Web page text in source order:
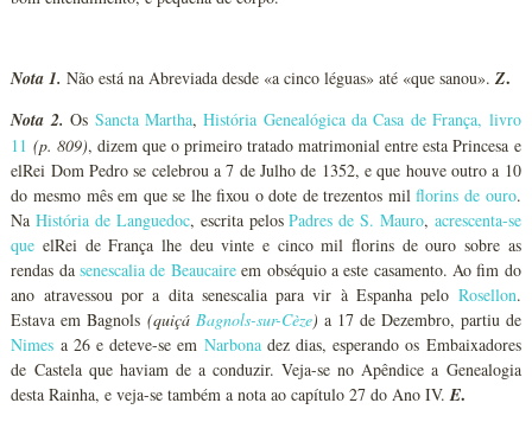
Nota 1. Não está na Abreviada desde «a cinco léguas» até «que sanou».Z.
Nota 2. Os Sancta Martha,História Genealógica da Casa de França, livro
11 (p. 809), dizem que o primeiro tratado matrimonial entre esta Princesa e
elRei Dom Pedro se celebrou a 7 de Julho de 1352, e que houve outro a 10
do mesmo mês em que se lhe fixou o dote de trezentos milflorins de ouro.
NaHistória de Languedoc, escrita pelosPadres de S. Mauro, acrescenta-se
que elRei de França lhe deu vinte e cinco mil florins de ouro sobre as
rendas dasenescalia de Beaucaireem obséquio a este casamento. Ao fim do
ano atravessou por a dita senescalia para vir à Espanha pelo Rosellon.
Estava em Bagnols (quiçá Bagnols-sur-Cèze) a 17 de Dezembro, partiu de
Nimes a 26 e deteve-se em Narbonadez dias, esperando os Embaixadores
de Castela que haviam de a conduzir. Veja-se no Apêndice a Genealogia
desta Rainha, e veja-se também a nota ao capítulo 27 do Ano IV.E.